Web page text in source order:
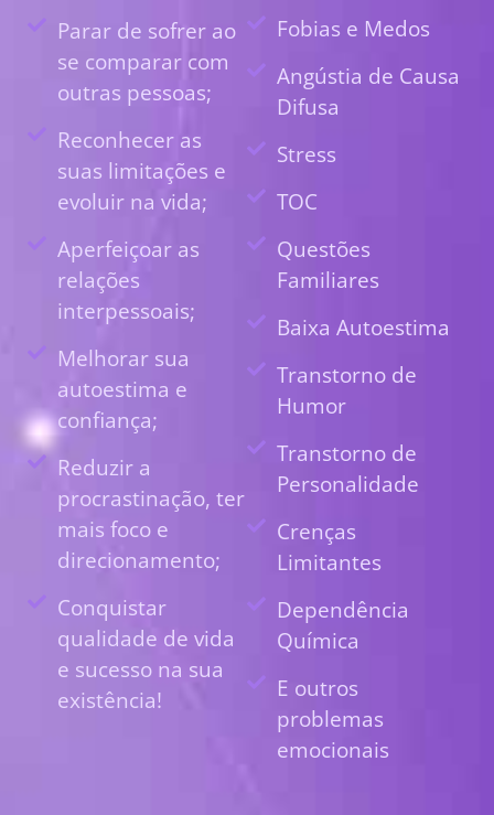
Parar de sofrer ao
se comparar com
outras pessoas;
Reconhecer as
suas limitações e
evoluir na vida;
Aperfeiçoar as
relações
interpessoais;
Melhorar sua
autoestima e
confiança;
Reduzir a
procrastinação, ter
mais foco e
direcionamento;
Conquistar
qualidade de vida
e sucesso na sua
existência!
Fobias e Medos
Angústia de Causa
Difusa
Stress
TOC
Questões
Familiares
Baixa Autoestima
Transtorno de
Humor
Transtorno de
Personalidade
Crenças
Limitantes
Dependência
Química
E outros
problemas
emocionais